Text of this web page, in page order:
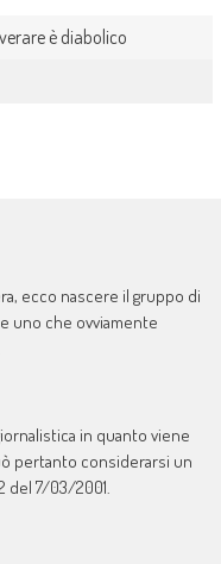
è diabolico
ecco nascere il gruppo di
uno che ovviamente
in quanto viene
pertanto considerarsi un
del 7/03/2001.